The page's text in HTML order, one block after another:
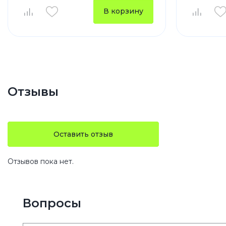
В корзину
Отзывы
Оставить отзыв
Отзывов пока нет.
Вопросы